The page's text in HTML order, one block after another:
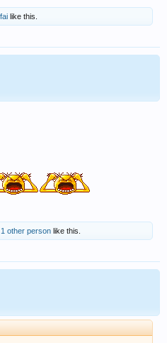
like this.
1 other person like this.